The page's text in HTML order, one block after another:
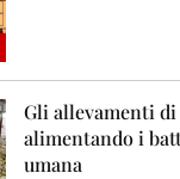
Gli allevamenti
alimentando i
umana